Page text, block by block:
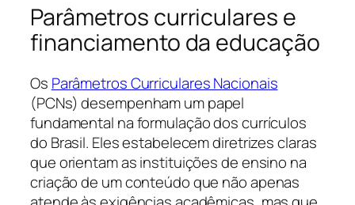
Parâmetros curriculares e
financiamento da educação
Os Parâmetros Curriculares Nacionais
(PCNs) desempenham um papel
fundamental na formulação dos currículos
do Brasil. Eles estabelecem diretrizes claras
que orientam as instituições de ensino na
criação de um conteúdo que não apenas